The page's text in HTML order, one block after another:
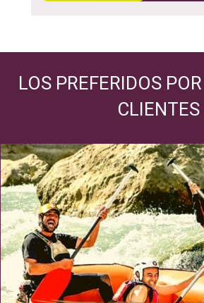
LOS PREFERIDOS
CLIENTES